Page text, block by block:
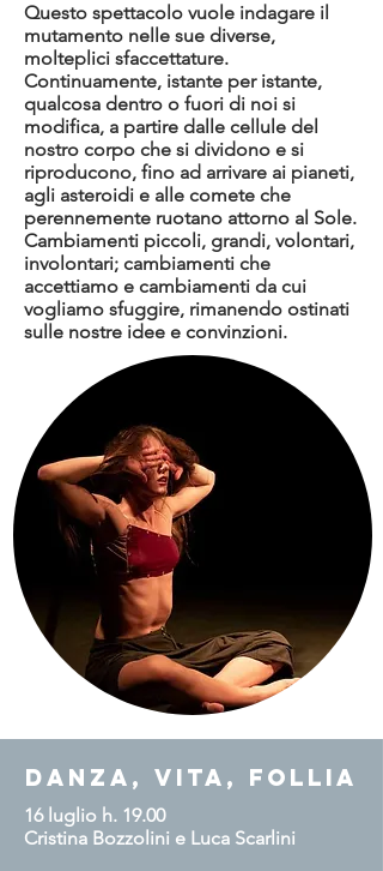
Questo spettacolo vuole indagare il
mutamento nelle sue diverse,
molteplici sfaccettature.
Continuamente, istante per istante,
qualcosa dentro o fuori di noi si
modifica, a partire dalle cellule del
nostro corpo che si dividono e si
riproducono, fino ad arrivare ai pianeti,
agli asteroidi e alle comete che
perennemente ruotano attorno al Sole.
Cambiamenti piccoli, grandi, volontari,
involontari; cambiamenti che
accettiamo e cambiamenti da cui
vogliamo sfuggire, rimanendo ostinati
sulle nostre idee e convinzioni.
Danza, Vita, Follia
16 luglio h. 19.00
Cristina Bozzolini e Luca Scarlini